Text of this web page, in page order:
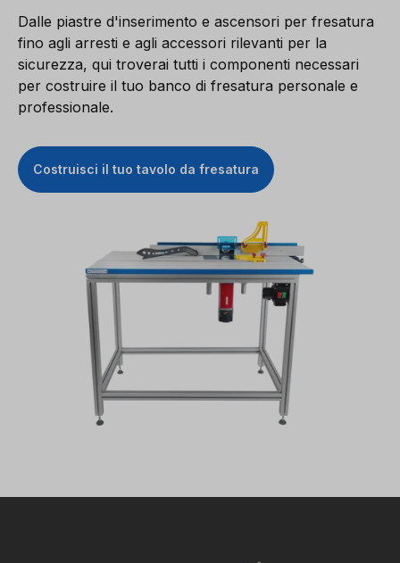
Dalle piastre d'inserimento e ascensori per fresatura
fino agli arresti e agli accessori rilevanti per la
sicurezza, qui troverai tutti i componenti necessari
per costruire il tuo banco di fresatura personale e
professionale.
Costruisci il tuo tavolo da fresatura